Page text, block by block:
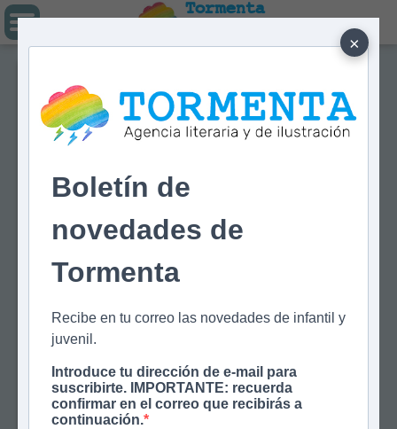
×
Boletín de
novedades de
Tormenta
Recibe en tu correo las novedades de infantil y
juvenil.
Introduce tu dirección de e-mail para
suscribirte. IMPORTANTE: recuerda
confirmar en el correo que recibirás a
continuación.
Tormenta